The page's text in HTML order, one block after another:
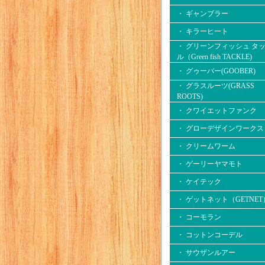
・ ギャンブラー
・ キラーヒート
・ グリーンフィッシュ タ
ル（Green fish TACKLE)
・ グゥーバー(GOOBER)
・ グラスルーツ(GRASS
ROOTS)
・ クワイエットファンク
・ グローデザインワークス
・ クリームワーム
・ ゲーリーヤマモト
・ ケイテック
・ ゲットネット（GETNET
・ コーモラン
・ コットンコーデル
・ サウザンルアー